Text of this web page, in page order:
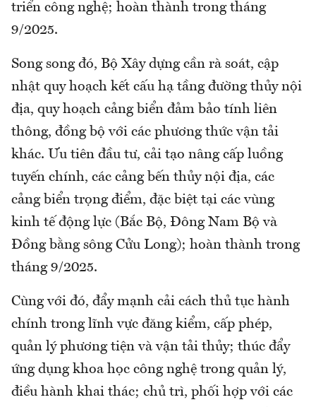
triển công nghệ; hoàn thành trong tháng
9/2025.
Song song đó, Bộ Xây dựng cần rà soát, cập
nhật quy hoạch kết cấu hạ tầng đường thủy nội
địa, quy hoạch cảng biển đảm bảo tính liên
thông, đồng bộ với các phương thức vận tải
khác. Ưu tiên đầu tư, cải tạo nâng cấp luồng
tuyến chính, các cảng bến thủy nội địa, các
cảng biển trọng điểm, đặc biệt tại các vùng
kinh tế động lực (Bắc Bộ, Đông Nam Bộ và
Đồng bằng sông Cửu Long); hoàn thành trong
tháng 9/2025.
Cùng với đó, đẩy mạnh cải cách thủ tục hành
chính trong lĩnh vực đăng kiểm, cấp phép,
quản lý phương tiện và vận tải thủy; thúc đẩy
ứng dụng khoa học công nghệ trong quản lý,
điều hành khai thác; chủ trì, phối hợp với các